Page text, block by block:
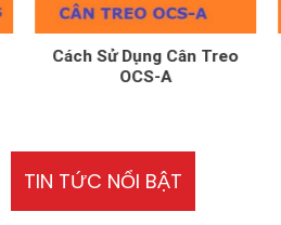
Cách Sử Dụng Cân Treo
OCS-A
TIN TỨC NỔI BẬT